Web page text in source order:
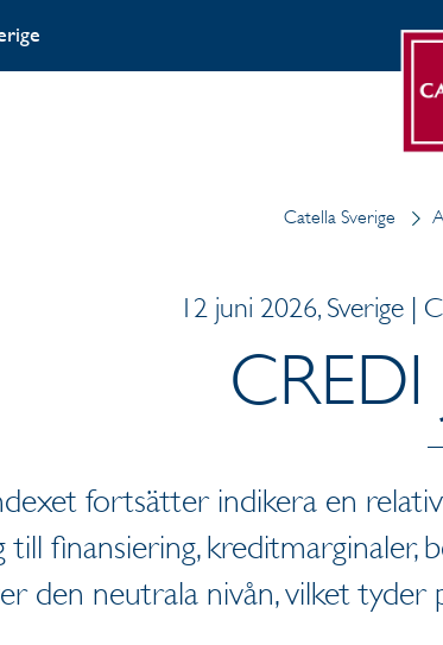
Catella Sverige
12 juni 2026, Sverige |
fortsätter indikera en
till finansiering,
den neutrala nivån, vilket